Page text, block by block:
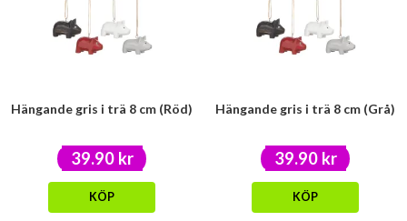
Hängande gris i trä 8 cm (Röd)
39.90 kr
KÖP
Hängande gris i trä 8 cm (Grå)
39.90 kr
KÖP